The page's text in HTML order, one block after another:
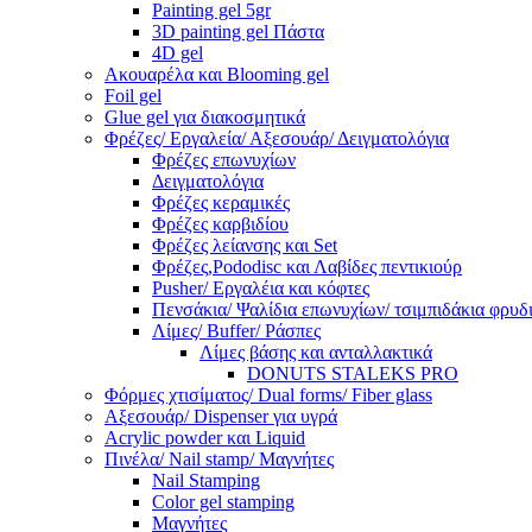
Painting gel 5gr
3D painting gel Πάστα
4D gel
Ακουαρέλα και Blooming gel
Foil gel
Glue gel για διακοσμητικά
Φρέζες/ Εργαλεία/ Αξεσουάρ/ Δειγματολόγια
Φρέζες επωνυχίων
Δειγματολόγια
Φρέζες κεραμικές
Φρέζες καρβιδίου
Φρέζες λείανσης και Set
Φρέζες,Pododisc και Λαβίδες πεντικιούρ
Pusher/ Εργαλέια και κόφτες
Πενσάκια/ Ψαλίδια επωνυχίων/ τσιμπιδάκια
Λίμες/ Buffer/ Ράσπες
Λίμες βάσης και ανταλλακτικά
DONUTS STALEKS PRO
Φόρμες χτισίματος/ Dual forms/ Fiber glass
Αξεσουάρ/ Dispenser για υγρά
Acrylic powder και Liquid
Πινέλα/ Nail stamp/ Μαγνήτες
Nail Stamping
Color gel stamping
Μαγνήτες